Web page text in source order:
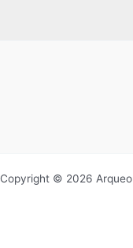
Copyright © 2026